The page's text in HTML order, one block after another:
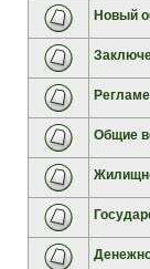
Новый
Общие